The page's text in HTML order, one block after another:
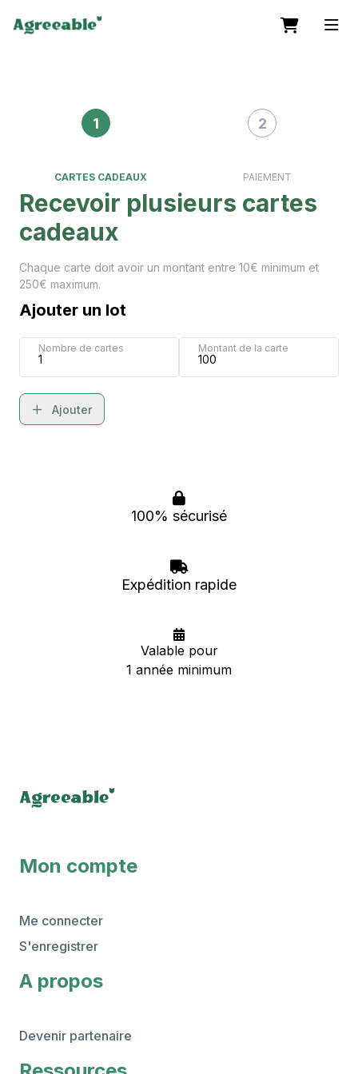
1
CARTES CADEAUX
2
PAIEMENT
Recevoir plusieurs cartes
cadeaux
Chaque carte doit avoir un montant entre 10€ minimum et
250€ maximum.
Ajouter un lot
Nombre de cartes Montant de la carte
Ajouter
100% sécurisé
Expédition rapide
Valable pour
1 année minimum
Mon compte
Me connecter
S'enregistrer
A propos
Devenir partenaire